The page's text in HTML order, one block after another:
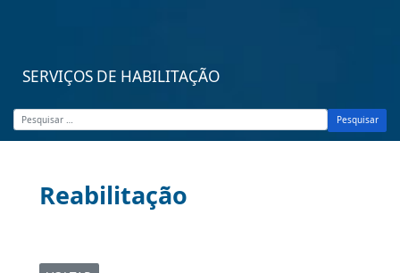
SERVIÇOS DE HABILITAÇÃO
Pesquisar